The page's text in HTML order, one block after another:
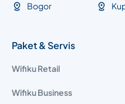
Bogor
Paket & Servis
Wifiku Retail
Wifiku Business